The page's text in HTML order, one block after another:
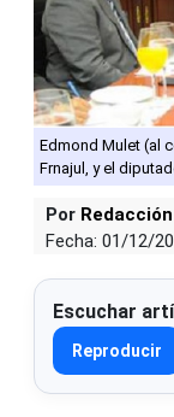
Edmond Mulet (al
Frnajul, y el
Por
Fecha: 01/12/
Escuchar
Reproducir